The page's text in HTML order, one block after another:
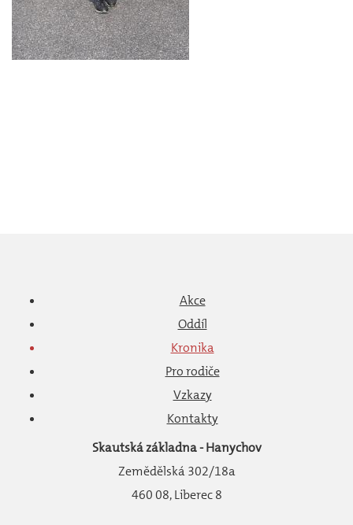
Akce
Oddíl
Kronika
Pro rodiče
Vzkazy
Kontakty
Skautská základna - Hanychov
Zemědělská 302/18a
460 08, Liberec 8